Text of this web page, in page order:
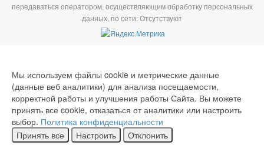
передаваться оператором, осуществляющим обработку персональных
данных, по сети: Отсутствуют
Мы используем файлы cookie и метрические данные
(данные веб аналитики) для анализа посещаемости,
корректной работы и улучшения работы Сайта. Вы можете
принять все cookie, отказаться от аналитики или настроить
выбор. Политика конфиденциальности
Принять все
Настроить Отклонить